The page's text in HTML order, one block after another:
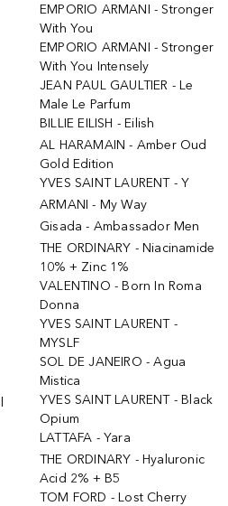
EMPORIO ARMANI - Stronger
With You
EMPORIO ARMANI - Stronger
With You Intensely
JEAN PAUL GAULTIER - Le
Male Le Parfum
BILLIE EILISH - Eilish
AL HARAMAIN - Amber Oud
Gold Edition
YVES SAINT LAURENT - Y
ARMANI - My Way
Gisada - Ambassador Men
THE ORDINARY - Niacinamide
10% + Zinc 1%
VALENTINO - Born In Roma
Donna
YVES SAINT LAURENT -
MYSLF
SOL DE JANEIRO - Agua
Mistica
YVES SAINT LAURENT - Black
Opium
LATTAFA - Yara
THE ORDINARY - Hyaluronic
Acid 2% + B5
TOM FORD - Lost Cherry